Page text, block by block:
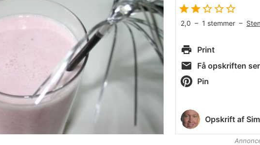
2,0 – 1 stemmer –
Print
Få opskriften
Pin
Opskrift af